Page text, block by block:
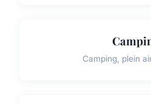
Camping, plein